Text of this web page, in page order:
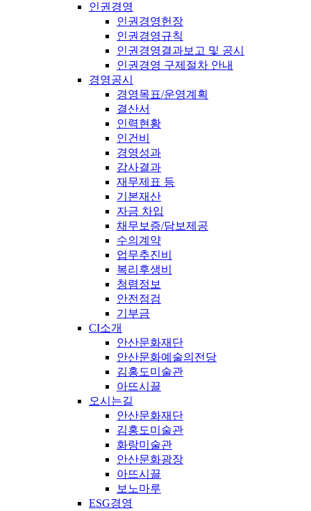
인권경영
인권경영헌장
인권경영규칙
인권경영결과보고 및 공시
인권경영 구제절차 안내
경영공시
경영목표/운영계획
결산서
인력현황
인건비
경영성과
감사결과
재무제표 등
기본재산
자금 차입
채무보증/담보제공
수의계약
업무추진비
복리후생비
청렴정보
안전점검
기부금
CI소개
안산문화재단
안산문화예술의전당
김홍도미술관
아뜨시끌
오시는길
안산문화재단
김홍도미술관
화랑미술관
안산문화광장
아뜨시끌
보노마루
ESG경영